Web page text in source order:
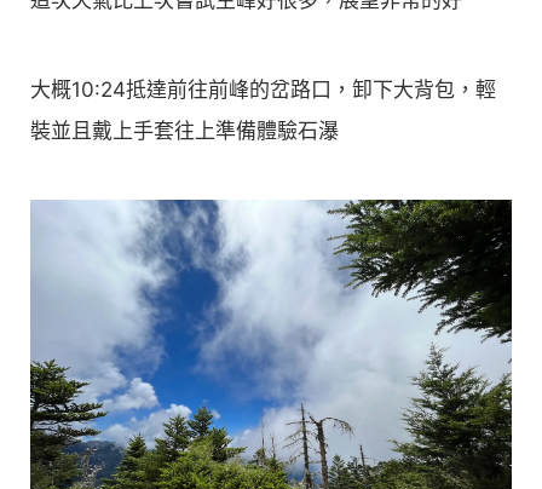
大概10:24抵達前往前峰的岔路口，卸下大背包，輕
裝並且戴上手套往上準備體驗石瀑